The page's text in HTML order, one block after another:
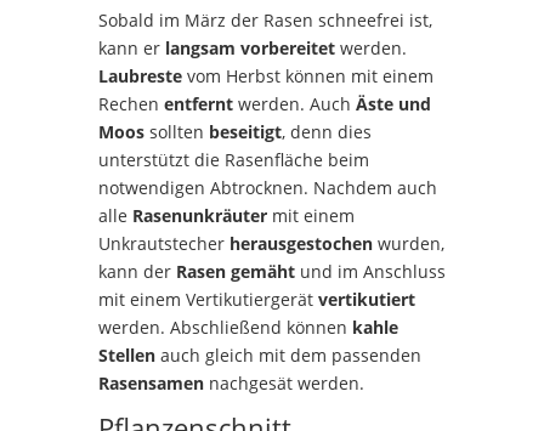
Sobald im März der Rasen schneefrei ist,
kann er langsam vorbereitetwerden.
Laubrestevom Herbst können mit einem
Rechen entferntwerden. Auch Äste und
Moossollten beseitigt, denn dies
unterstützt die Rasenfläche beim
notwendigen Abtrocknen. Nachdem auch
alle Rasenunkräutermit einem
Unkrautstecher herausgestochenwurden,
kann der Rasen gemähtund im Anschluss
mit einem Vertikutiergerät vertikutiert
werden. Abschließend können kahle
Stellenauch gleich mit dem passenden
Rasensamennachgesät werden.